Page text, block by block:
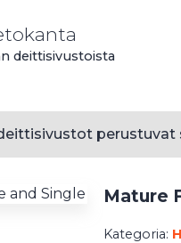
deittisivustoista
perustuvat
Mature
Kategoria: